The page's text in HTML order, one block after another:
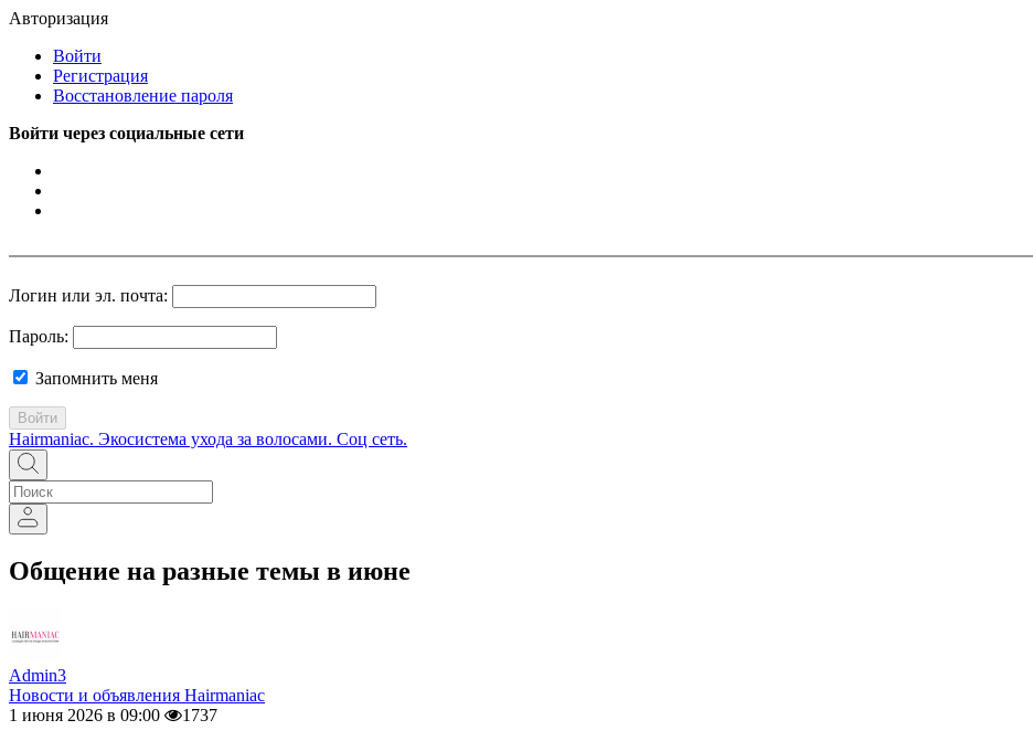
Авторизация
Войти
Регистрация
Восстановление пароля
Войти через социальные сети
Логин или эл. почта:
Пароль:
Запомнить меня
Войти
Hairmaniac. Экосистема ухода за волосами. Соц сеть.
Общение на разные темы в июне
Admin3
Новости и объявления Hairmaniac
1 июня 2026 в 09:00
1737